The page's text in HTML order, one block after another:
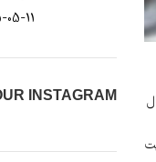
05-11
INSTAGRAM